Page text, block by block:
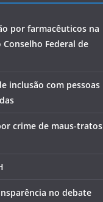
por farmacêuticos na
Federal de
inclusão com pessoas
crime de maus-tratos
no debate